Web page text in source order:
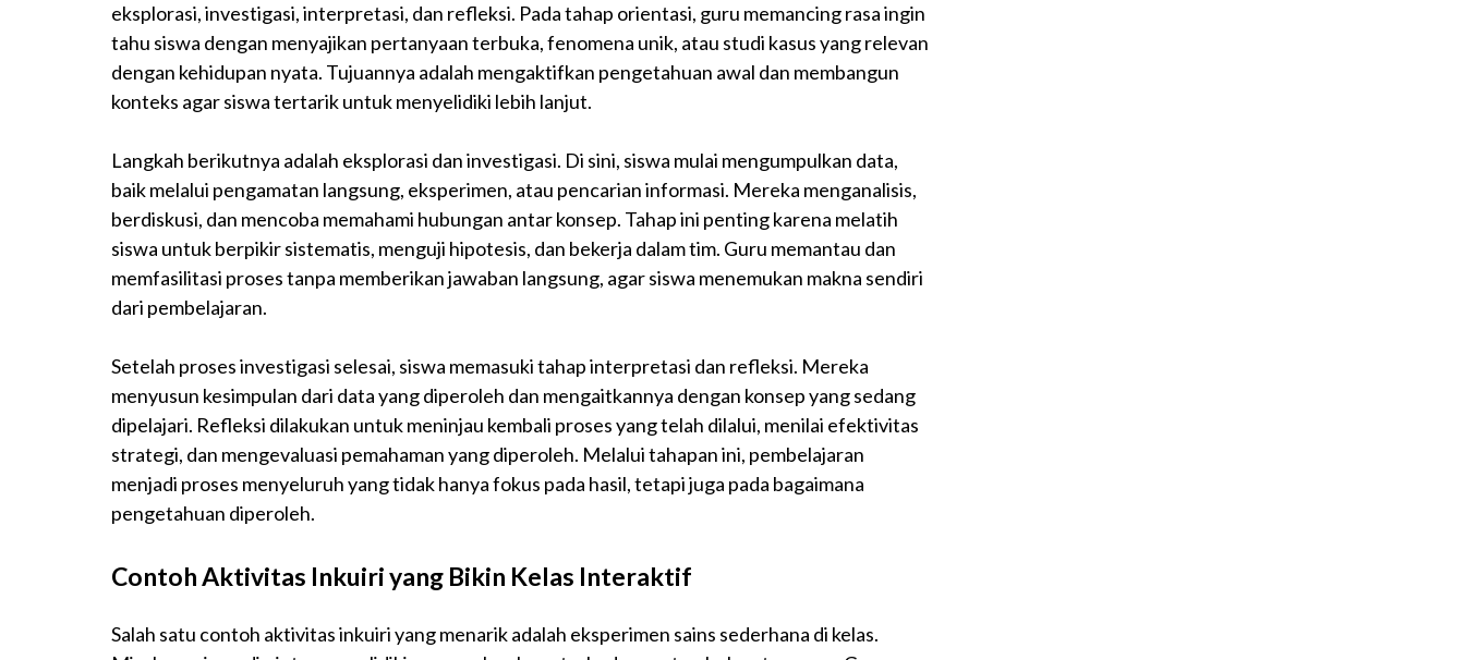
eksplorasi, investigasi, interpretasi, dan refleksi. Pada tahap orientasi, guru memancing rasa ingin
tahu siswa dengan menyajikan pertanyaan terbuka, fenomena unik, atau studi kasus yang relevan
dengan kehidupan nyata. Tujuannya adalah mengaktifkan pengetahuan awal dan membangun
konteks agar siswa tertarik untuk menyelidiki lebih lanjut.
Langkah berikutnya adalah eksplorasi dan investigasi. Di sini, siswa mulai mengumpulkan data,
baik melalui pengamatan langsung, eksperimen, atau pencarian informasi. Mereka menganalisis,
berdiskusi, dan mencoba memahami hubungan antar konsep. Tahap ini penting karena melatih
siswa untuk berpikir sistematis, menguji hipotesis, dan bekerja dalam tim. Guru memantau dan
memfasilitasi proses tanpa memberikan jawaban langsung, agar siswa menemukan makna sendiri
dari pembelajaran.
Setelah proses investigasi selesai, siswa memasuki tahap interpretasi dan refleksi. Mereka
menyusun kesimpulan dari data yang diperoleh dan mengaitkannya dengan konsep yang sedang
dipelajari. Refleksi dilakukan untuk meninjau kembali proses yang telah dilalui, menilai efektivitas
strategi, dan mengevaluasi pemahaman yang diperoleh. Melalui tahapan ini, pembelajaran
menjadi proses menyeluruh yang tidak hanya fokus pada hasil, tetapi juga pada bagaimana
pengetahuan diperoleh.
Contoh Aktivitas Inkuiri yang Bikin Kelas Interaktif
Salah satu contoh aktivitas inkuiri yang menarik adalah eksperimen sains sederhana di kelas.